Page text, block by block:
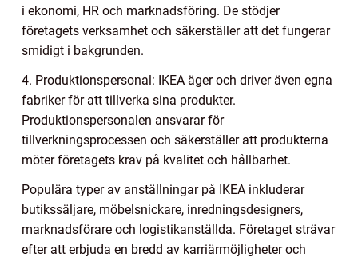
i ekonomi, HR och marknadsföring. De stödjer
företagets verksamhet och säkerställer att det fungerar
smidigt i bakgrunden.
4. Produktionspersonal: IKEA äger och driver även egna
fabriker för att tillverka sina produkter.
Produktionspersonalen ansvarar för
tillverkningsprocessen och säkerställer att produkterna
möter företagets krav på kvalitet och hållbarhet.
Populära typer av anställningar på IKEA inkluderar
butikssäljare, möbelsnickare, inredningsdesigners,
marknadsförare och logistikanställda. Företaget strävar
efter att erbjuda en bredd av karriärmöjligheter och